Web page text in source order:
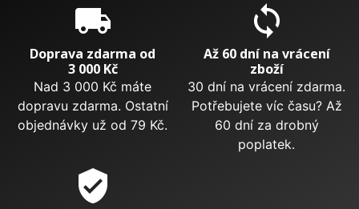
local_shipping
Doprava zdarma od
3 000 Kč
Nad 3 000 Kč máte
dopravu zdarma. Ostatní
objednávky už od 79 Kč.
sync
Až 60 dní na vrácení
zboží
30 dní na vrácení zdarma.
Potřebujete víc času? Až
60 dní za drobný
poplatek.
verified_user